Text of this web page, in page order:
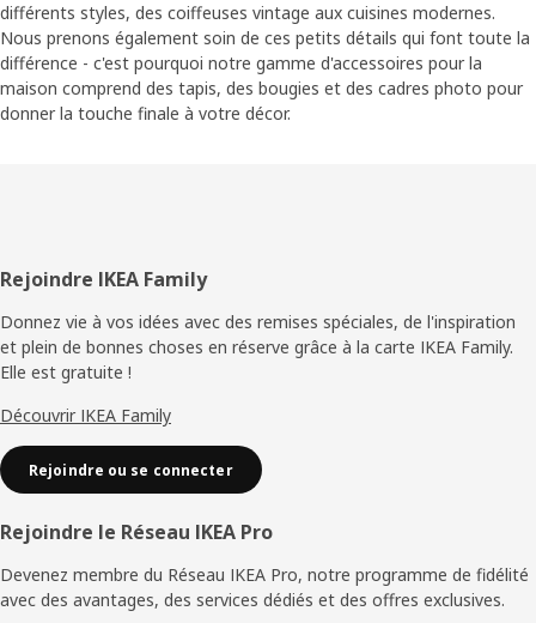
différents styles, des coiffeuses vintage aux cuisines modernes.
Nous prenons également soin de ces petits détails qui font toute la
différence - c'est pourquoi notre gamme d'accessoires pour la
maison comprend des tapis, des bougies et des cadres photo pour
donner la touche finale à votre décor.
Pied
de
page
Rejoindre IKEA Family
Donnez vie à vos idées avec des remises spéciales, de l'inspiration
et plein de bonnes choses en réserve grâce à la carte IKEA Family.
Elle est gratuite !
Découvrir IKEA Family
Rejoindre ou se connecter
Rejoindre le Réseau IKEA Pro
Devenez membre du Réseau IKEA Pro, notre programme de fidélité
avec des avantages, des services dédiés et des offres exclusives.